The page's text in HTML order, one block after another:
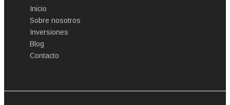
Inicio
Sobre nosotros
Inversiones
Blog
Contacto